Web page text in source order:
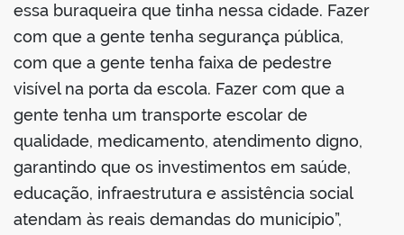
essa buraqueira que tinha nessa cidade. Fazer
com que a gente tenha segurança pública,
com que a gente tenha faixa de pedestre
visível na porta da escola. Fazer com que a
gente tenha um transporte escolar de
qualidade, medicamento, atendimento digno,
garantindo que os investimentos em saúde,
educação, infraestrutura e assistência social
atendam às reais demandas do município”,